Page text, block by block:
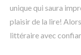
unique qui saura
plaisir de la lire!
littéraire avec